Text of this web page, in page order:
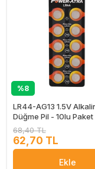
%8
LR44-AG13 1.5V
Düğme Pil - 10lu Paket
68,40 TL
62,70 TL
Ekle